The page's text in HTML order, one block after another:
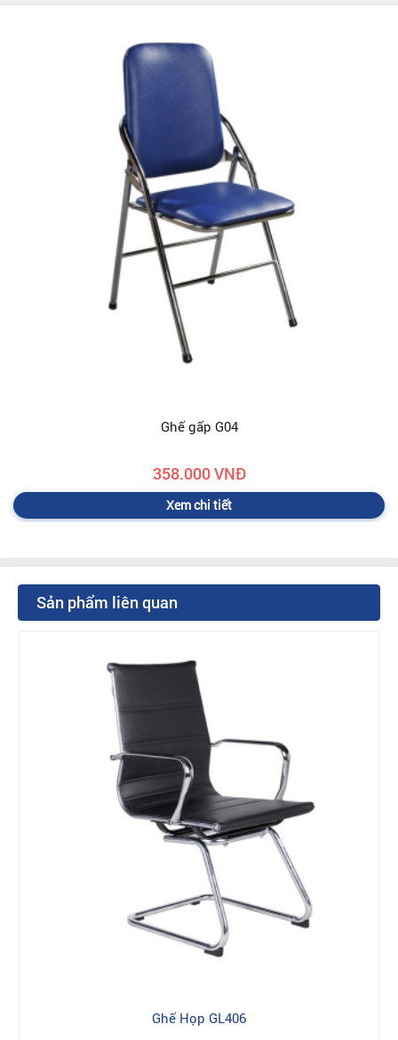
Ghế gấp G04
358.000 VNĐ
Xem chi tiết
Sản phẩm liên quan
Ghế Họp GL406